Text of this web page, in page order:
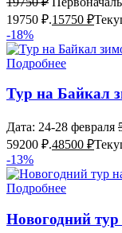
19750 ₽.15750 ₽
-18%
Подробнее
Тур на Байкал
Дата: 24-28 февраля
59200 ₽.48500 ₽
-13%
Подробнее
Новогодний